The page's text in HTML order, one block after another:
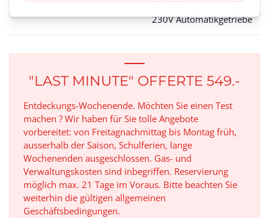
230V Automatikgetriebe
"LAST MINUTE" OFFERTE 549.-
Entdeckungs-Wochenende. Möchten Sie einen Test
machen ? Wir haben für Sie tolle Angebote
vorbereitet: von Freitagnachmittag bis Montag früh,
ausserhalb der Saison, Schulferien, lange
Wochenenden ausgeschlossen. Gas- und
Verwaltungskosten sind inbegriffen. Reservierung
möglich max. 21 Tage im Voraus. Bitte beachten Sie
weiterhin die gültigen allgemeinen
Geschäftsbedingungen.